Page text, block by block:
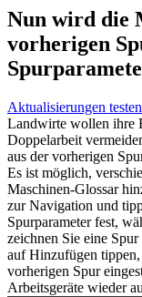
Nun wird die
vorherigen
Aktualisierungen testen
Landwirte wollen ihre
Doppelarbeit
aus der vorherigen
Es ist möglich,
Maschinen-Glossar
zur Navigation und
Spurparameter fest,
zeichnen Sie eine
auf Hinzufügen tippen,
vorherigen Spur
Arbeitsgeräte wieder